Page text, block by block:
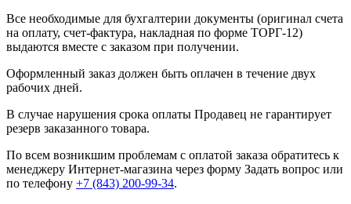
Все необходимые для бухгалтерии документы (оригинал счета
на оплату, счет-фактура, накладная по форме ТОРГ-12)
выдаются вместе с заказом при получении.
Оформленный заказ должен быть оплачен в течение двух
рабочих дней.
В случае нарушения срока оплаты Продавец не гарантирует
резерв заказанного товара.
По всем возникшим проблемам с оплатой заказа обратитесь к
менеджеру Интернет-магазина через форму Задать вопрос или
по телефону +7 (843) 200-99-34.